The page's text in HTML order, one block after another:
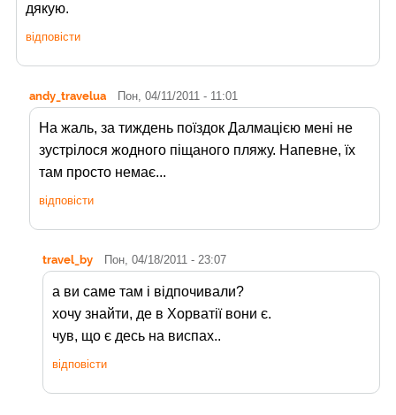
дякую.
відповісти
andy_travelua Пон, 04/11/2011 - 11:01
На жаль, за тиждень поїздок Далмацією мені не
зустрілося жодного піщаного пляжу. Напевне, їх
там просто немає...
відповісти
travel_by Пон, 04/18/2011 - 23:07
а ви саме там і відпочивали?
хочу знайти, де в Хорватії вони є.
чув, що є десь на виспах..
відповісти